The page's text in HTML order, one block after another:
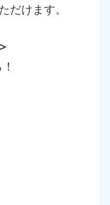
だけます。